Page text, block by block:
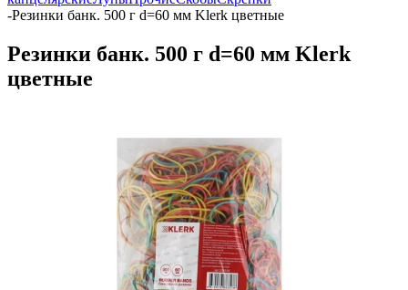
-Резинки банк. 500 г d=60 мм Klerk цветные
Резинки банк. 500 г d=60 мм Klerk
цветные